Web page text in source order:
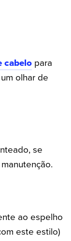
cabelo para
olhar de
se
ao espelho
este estilo)